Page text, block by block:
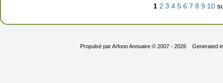
1 2 3 4 5 6 7 8 9 10
Propulsé parArfooo Annuaire© 2007 - 2026 Generated